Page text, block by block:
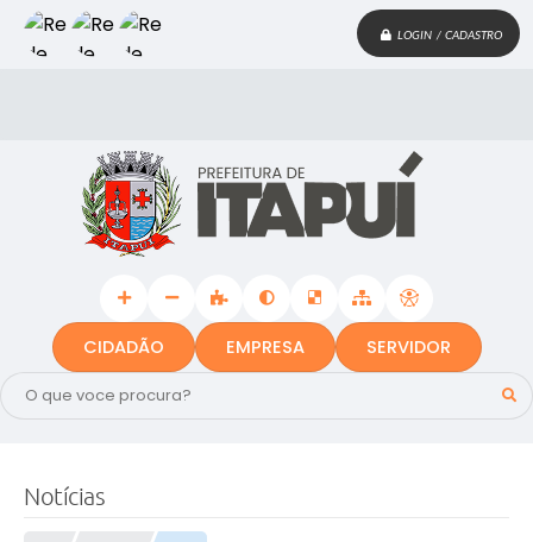
LOGIN / CADASTRO
CIDADÃO EMPRESA SERVIDOR
Notícias